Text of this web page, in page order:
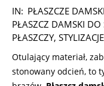
2025-
08-
01
IN: PŁASZCZE
PŁASZCZ DAMSKI DO
PŁASZCZY,
Otulający materiał,
stonowany odcień, to